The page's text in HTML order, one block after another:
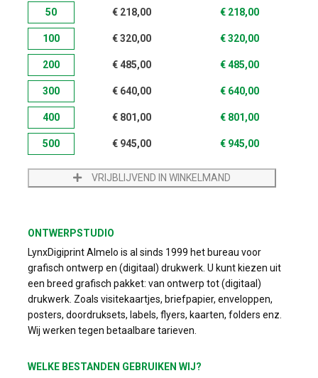
50 € 218,00 € 218,00
100 € 320,00 € 320,00
200 € 485,00 € 485,00
300 € 640,00 € 640,00
400 € 801,00 € 801,00
500 € 945,00 € 945,00
VRIJBLIJVEND IN WINKELMAND
ONTWERPSTUDIO
LynxDigiprint Almelo is al sinds 1999 het bureau voor
grafisch ontwerp en (digitaal) drukwerk. U kunt kiezen uit
een breed grafisch pakket: van ontwerp tot (digitaal)
drukwerk. Zoals visitekaartjes, briefpapier, enveloppen,
posters, doordruksets, labels, flyers, kaarten, folders enz.
Wij werken tegen betaalbare tarieven.
WELKE BESTANDEN GEBRUIKEN WIJ?